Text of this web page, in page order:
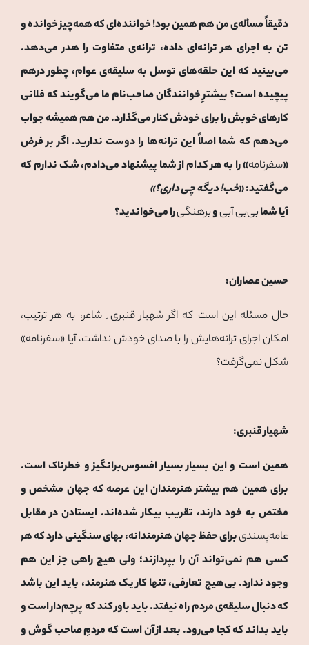
دقیقاً مسأله‌ی من هم همین بود! خواننده‌ای که همه‌چیز خوانده و
تن به اجرای هر ترانه‌ای داده، ترانه‌ی متفاوت را هدر می‌دهد.
می‌بینید که این حلقه‌های توسل به سلیقه‌ی عوام، چطور درهم‌
پیچیده است؟ بیشترِ خوانندگان صاحب‌نام ما می‌گویند که فلانی
کارهای خوبش را برای خودش کنار می‌گذارد. من هم همیشه جواب
می‌دهم که شما اصلاً این ترانه‌ها را دوست ندارید. اگر بر فرض
«سفرنامه» را به هر کدام از شما پیشنهاد می‌دادم، شک ندارم که
می‌گفتید: «خب! دیگه چی داری؟»
آیا شمابی‌بی آبیوبرهنگیرا می‌خواندید؟
حسین عصاران:
حال مسئله این است که اگر شهیار قنبری ِ شاعر، به هر ترتیب،
امکان اجرای ترانه‌هایش را با صدای خودش نداشت، آیا «سفرنامه»
شکل نمی‌گرفت؟
شهیار قنبری:
همین است و این بسیار بسیار افسوس‌برانگیز و خطرناک است.
برای همین هم بیشتر هنرمندان این عرصه که جهان مشخص و
مختص به خود دارند، تقریب بیکار شده‌اند. ایستادن در مقابل
عامه‌پسندیبرای حفظ جهان هنرمندانه، بهای سنگینی دارد که هر
کسی هم نمی‌تواند آن را بپردازند؛ ولی هیچ راهی جز این هم
وجود ندارد. بی‌هیچ تعارفی، تنها کار یک هنرمند، باید این باشد
که دنبال سلیقه‌ی مردم راه نیفتد. باید باور کند که پرچم‌دار است و
باید بداند که کجا می‌رود. بعد از آن است که مردمِ صاحب گوش و